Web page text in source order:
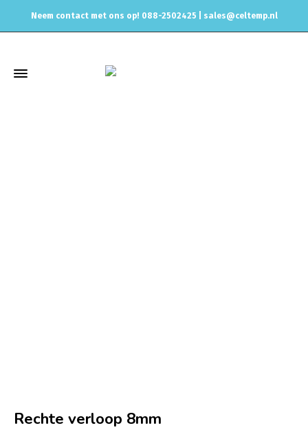
Neem contact met ons op! 088-2502425 | sales@celtemp.nl
Rechte verloop 8mm